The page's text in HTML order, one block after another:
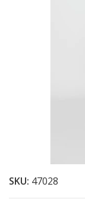
SKU: 47028